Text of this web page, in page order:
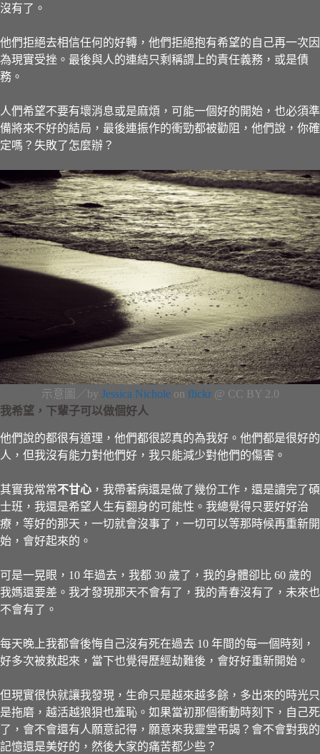
沒有了。
他們拒絕去相信任何的好轉，他們拒絕抱有希望的自己再一次因
為現實受挫。最後與人的連結只剩稱謂上的責任義務，或是債
務。
人們希望不要有壞消息或是麻煩，可能一個好的開始，也必須準
備將來不好的結局，最後連振作的衝勁都被勸阻，他們說，你確
定嗎？失敗了怎麼辦？
示意圖／by Jessica Nicholeon flickr@ CC BY 2.0
我希望，下輩子可以做個好人
他們說的都很有道理，他們都很認真的為我好。他們都是很好的
人，但我沒有能力對他們好，我只能減少對他們的傷害。
其實我常常不甘心 ，我帶著病還是做了幾份工作，還是讀完了碩
士班，我還是希望人生有翻身的可能性。我總覺得只要好好治
療，等好的那天，一切就會沒事了，一切可以等那時候再重新開
始，會好起來的。
可是一晃眼，10 年過去，我都 30 歲了，我的身體卻比 60 歲的
我媽還要差。我才發現那天不會有了，我的青春沒有了，未來也
不會有了。
每天晚上我都會後悔自己沒有死在過去 10 年間的每一個時刻，
好多次被救起來，當下也覺得歷經劫難後，會好好重新開始。
但現實很快就讓我發現，生命只是越來越多餘，多出來的時光只
是拖磨，越活越狼狽也羞恥。如果當初那個衝動時刻下，自己死
了，會不會還有人願意記得，願意來我靈堂弔謁？會不會對我的
記憶還是美好的，然後大家的痛苦都少些？